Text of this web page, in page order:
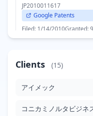
JP2010011617
Google Patents
Filed: 1/14/2010Granted:
JP2010024908
Filed: 2/4/2010
Clients (15)
アイメック
コニカミノルタビジネ